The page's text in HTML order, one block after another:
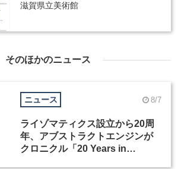
滋賀県立美術館
そのほかのニュース
ニュース 8/7
ライゾマティクス設立から20周
年、アブストラクトエンジンが
クロニクル「20 Years in